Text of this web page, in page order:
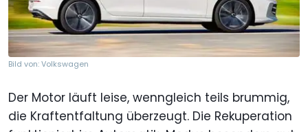
Bild von: Volkswagen
Der Motor läuft leise, wenngleich teils brummig,
die Kraftentfaltung überzeugt. Die Rekuperation